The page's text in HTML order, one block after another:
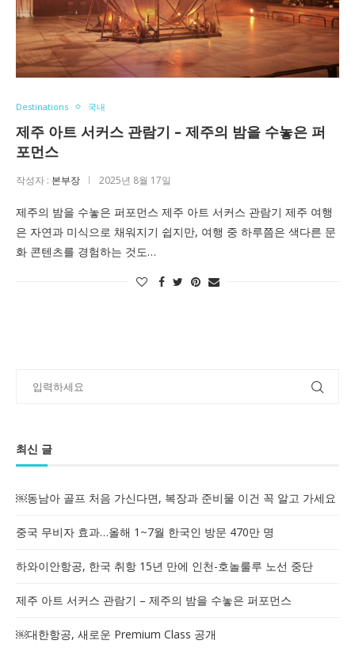
Destinations 국내
제주 아트 서커스 관람기 – 제주의 밤을 수놓은 퍼
포먼스
작성자 : 본부장 2025년 8월 17일
제주의 밤을 수놓은 퍼포먼스 제주 아트 서커스 관람기 제주 여행
은 자연과 미식으로 채워지기 쉽지만, 여행 중 하루쯤은 색다른 문
화 콘텐츠를 경험하는 것도…
최신 글
￼동남아 골프 처음 가신다면, 복장과 준비물 이건 꼭 알고 가세요
중국 무비자 효과…올해 1~7월 한국인 방문 470만 명
하와이안항공, 한국 취항 15년 만에 인천-호놀룰루 노선 중단
제주 아트 서커스 관람기 – 제주의 밤을 수놓은 퍼포먼스
￼대한항공, 새로운 Premium Class 공개